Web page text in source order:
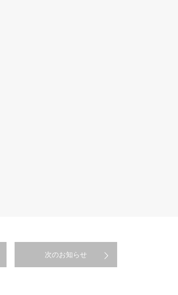
次のお知らせ